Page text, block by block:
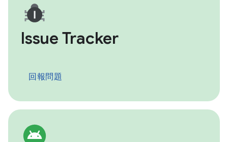
Issue Tracker
回報問題